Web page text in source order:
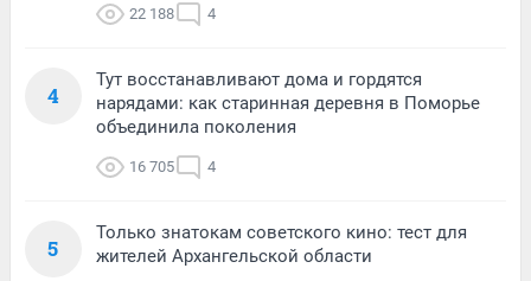
22 188 4
4
Тут восстанавливают дома и гордятся
нарядами: как старинная деревня в Поморье
объединила поколения
16 705 4
5
Только знатокам советского кино: тест для
жителей Архангельской области